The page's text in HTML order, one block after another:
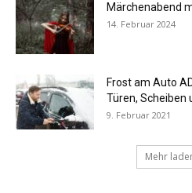
Märchenabend
14. Februar 2024
Frost am Auto
Türen, Scheiben
9. Februar 2021
Mehr